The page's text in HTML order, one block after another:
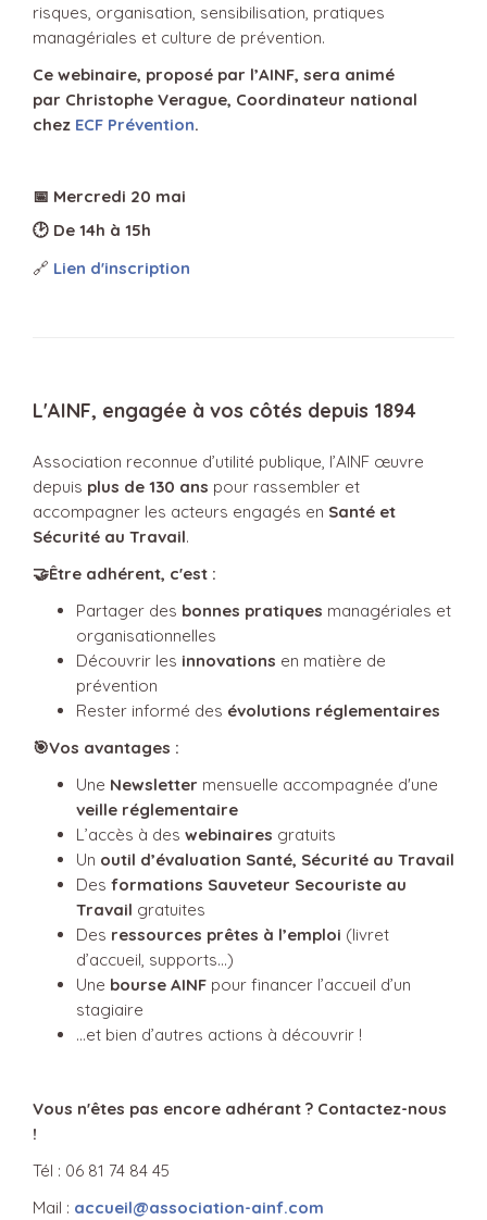
risques, organisation, sensibilisation, pratiques
managériales et culture de prévention.
Ce webinaire, proposé par l’AINF, sera animé
par Christophe Verague, Coordinateur national
chez ECF Prévention.
📅 Mercredi 20 mai
🕑 De 14h à 15h
🔗 Lien d'inscription
L'AINF, engagée à vos côtés depuis 1894
Association reconnue d’utilité publique, l’AINF œuvre
depuis plus de 130 ans pour rassembler et
accompagner les acteurs engagés en Santé et
Sécurité au Travail.
🤝Être adhérent, c'est :
Partager des bonnes pratiques managériales et
organisationnelles
Découvrir les innovations en matière de
prévention
Rester informé des évolutions réglementaires
🎯Vos avantages :
Une Newsletter mensuelle accompagnée d'une
veille réglementaire
L’accès à des webinaires gratuits
Un outil d’évaluation Santé, Sécurité au Travail
Des formations Sauveteur Secouriste au
Travail gratuites
Des ressources prêtes à l’emploi (livret
d’accueil, supports…)
Une bourse AINF pour financer l’accueil d’un
stagiaire
…et bien d’autres actions à découvrir !
Vous n'êtes pas encore adhérant ? Contactez-nous
!
Tél : 06 81 74 84 45
Mail : accueil@association-ainf.com